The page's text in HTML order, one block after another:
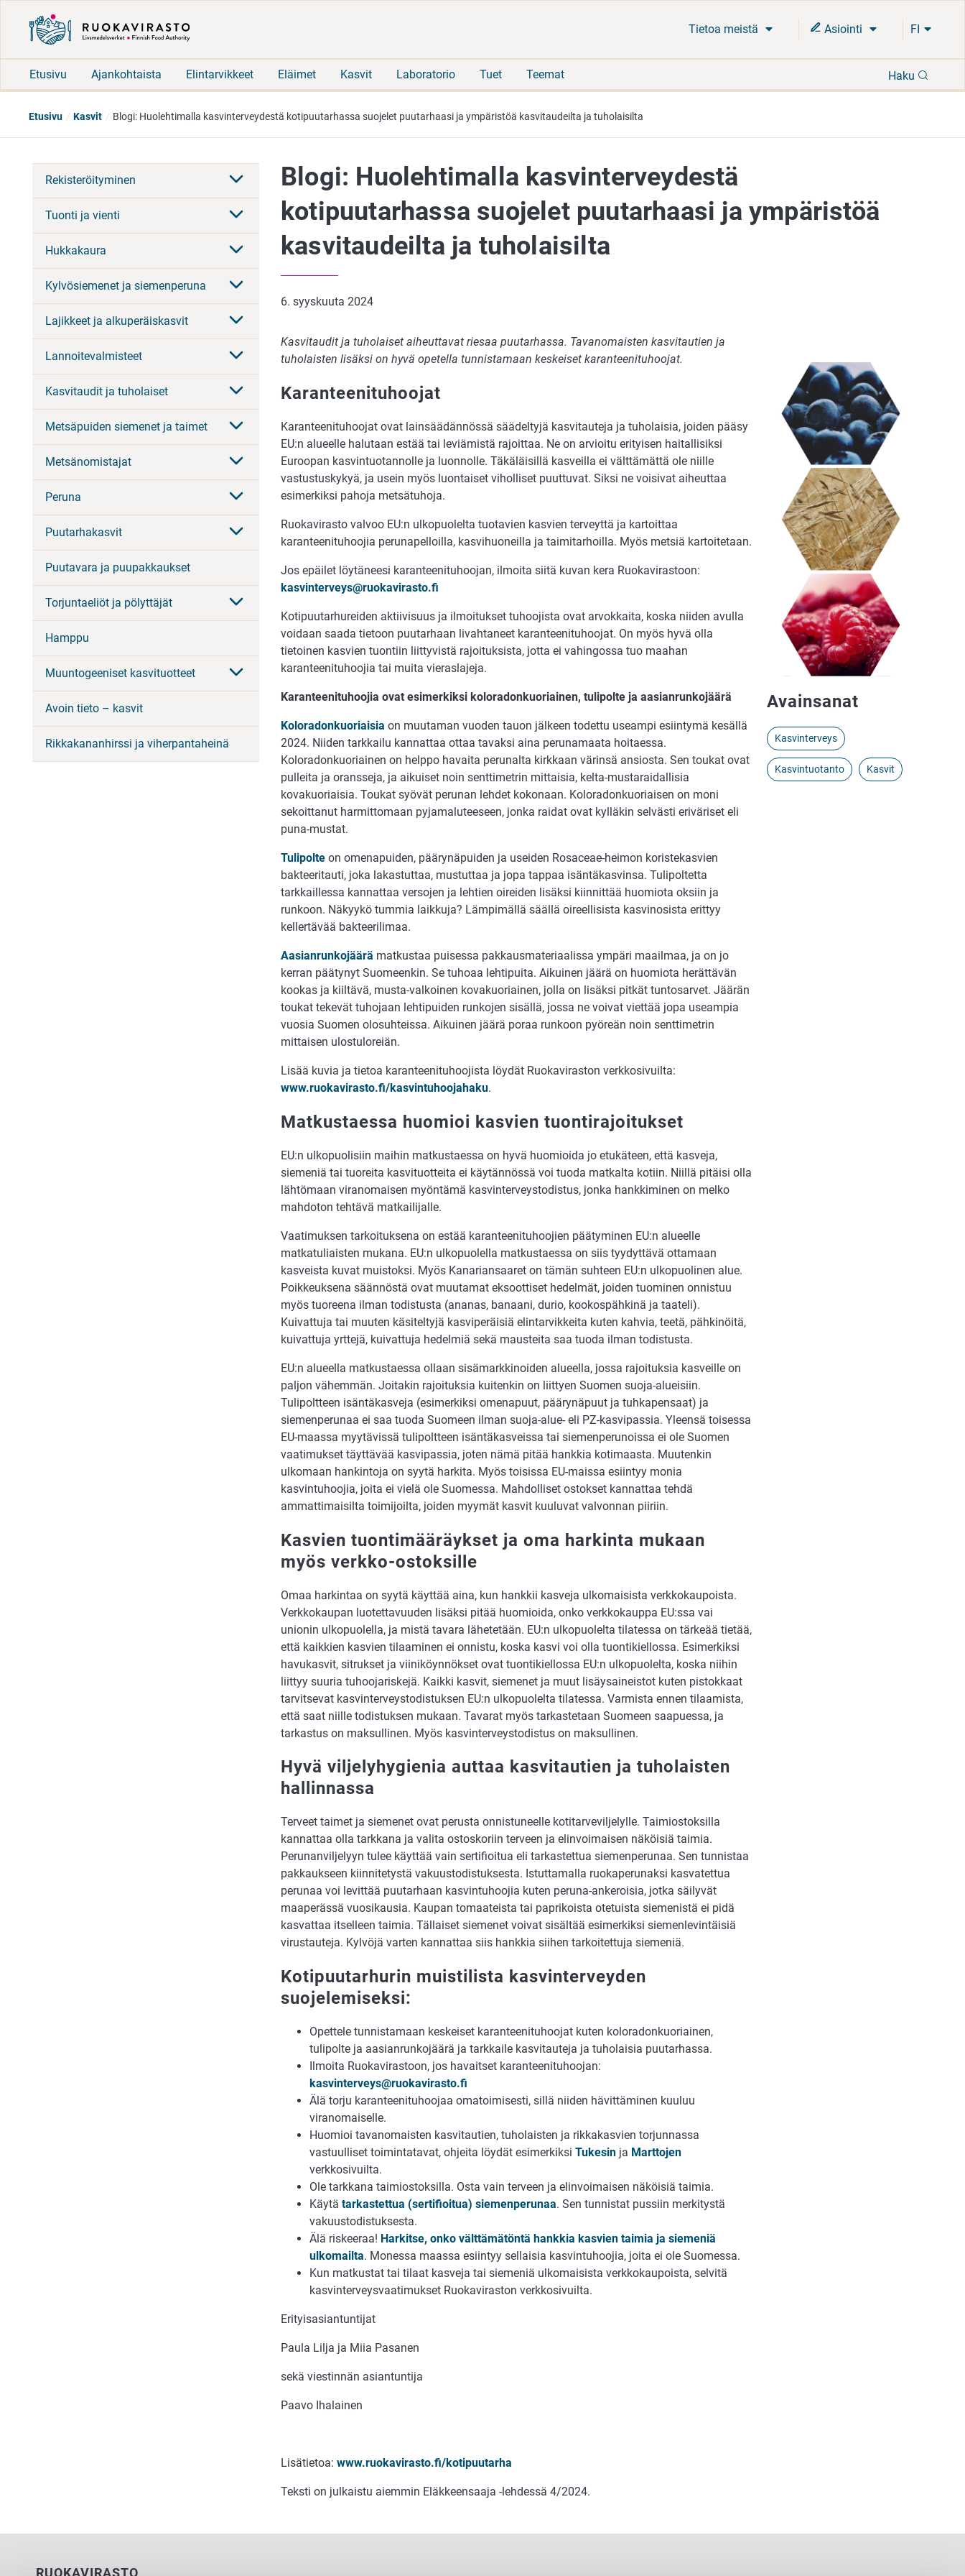
Tietoa meistä Asiointi FI
Etusivu Ajankohtaista Elintarvikkeet Eläimet Kasvit Laboratorio Tuet Teemat Haku
Etusivu Kasvit Blogi: Huolehtimalla kasvinterveydestä kotipuutarhassa suojelet puutarhaasi ja ympäristöä kasvitaudeilta ja tuholaisilta
Rekisteröityminen
Tuonti ja vienti
Hukkakaura
Kylvösiemenet ja siemenperuna
Lajikkeet ja alkuperäiskasvit
Lannoitevalmisteet
Kasvitaudit ja tuholaiset
Metsäpuiden siemenet ja taimet
Metsänomistajat
Peruna
Puutarhakasvit
Puutavara ja puupakkaukset
Torjuntaeliöt ja pölyttäjät
Hamppu
Muuntogeeniset kasvituotteet
Avoin tieto – kasvit
Rikkakananhirssi ja viherpantaheinä
Blogi: Huolehtimalla kasvinterveydestä
kotipuutarhassa suojelet puutarhaasi ja ympäristöä
kasvitaudeilta ja tuholaisilta
6. syyskuuta 2024
Kasvitaudit ja tuholaiset aiheuttavat riesaa puutarhassa. Tavanomaisten kasvitautien ja
tuholaisten lisäksi on hyvä opetella tunnistamaan keskeiset karanteenituhoojat.
Karanteenituhoojat
Karanteenituhoojat ovat lainsäädännössä säädeltyjä kasvitauteja ja tuholaisia, joiden pääsy
EU:n alueelle halutaan estää tai leviämistä rajoittaa. Ne on arvioitu erityisen haitallisiksi
Euroopan kasvintuotannolle ja luonnolle. Täkäläisillä kasveilla ei välttämättä ole niille
vastustuskykyä, ja usein myös luontaiset viholliset puuttuvat. Siksi ne voisivat aiheuttaa
esimerkiksi pahoja metsätuhoja.
Ruokavirasto valvoo EU:n ulkopuolelta tuotavien kasvien terveyttä ja kartoittaa
karanteenituhoojia perunapelloilla, kasvihuoneilla ja taimitarhoilla. Myös metsiä kartoitetaan.
Jos epäilet löytäneesi karanteenituhoojan, ilmoita siitä kuvan kera Ruokavirastoon:
kasvinterveys@ruokavirasto.fi
Kotipuutarhureiden aktiivisuus ja ilmoitukset tuhoojista ovat arvokkaita, koska niiden avulla
voidaan saada tietoon puutarhaan livahtaneet karanteenituhoojat. On myös hyvä olla
tietoinen kasvien tuontiin liittyvistä rajoituksista, jotta ei vahingossa tuo maahan
karanteenituhoojia tai muita vieraslajeja.
Karanteenituhoojia ovat esimerkiksi koloradonkuoriainen, tulipolte ja aasianrunkojäärä
Koloradonkuoriaisia on muutaman vuoden tauon jälkeen todettu useampi esiintymä kesällä
2024. Niiden tarkkailu kannattaa ottaa tavaksi aina perunamaata hoitaessa.
Koloradonkuoriainen on helppo havaita perunalta kirkkaan värinsä ansiosta. Sen toukat ovat
pulleita ja oransseja, ja aikuiset noin senttimetrin mittaisia, kelta-mustaraidallisia
kovakuoriaisia. Toukat syövät perunan lehdet kokonaan. Koloradonkuoriaisen on moni
sekoittanut harmittomaan pyjamaluteeseen, jonka raidat ovat kylläkin selvästi eriväriset eli
puna-mustat.
Tulipolte on omenapuiden, päärynäpuiden ja useiden Rosaceae-heimon koristekasvien
bakteeritauti, joka lakastuttaa, mustuttaa ja jopa tappaa isäntäkasvinsa. Tulipoltetta
tarkkaillessa kannattaa versojen ja lehtien oireiden lisäksi kiinnittää huomiota oksiin ja
runkoon. Näkyykö tummia laikkuja? Lämpimällä säällä oireellisista kasvinosista erittyy
kellertävää bakteerilimaa.
Aasianrunkojäärä matkustaa puisessa pakkausmateriaalissa ympäri maailmaa, ja on jo
kerran päätynyt Suomeenkin. Se tuhoaa lehtipuita. Aikuinen jäärä on huomiota herättävän
kookas ja kiiltävä, musta-valkoinen kovakuoriainen, jolla on lisäksi pitkät tuntosarvet. Jäärän
toukat tekevät tuhojaan lehtipuiden runkojen sisällä, jossa ne voivat viettää jopa useampia
vuosia Suomen olosuhteissa. Aikuinen jäärä poraa runkoon pyöreän noin senttimetrin
mittaisen ulostuloreiän.
Lisää kuvia ja tietoa karanteenituhoojista löydät Ruokaviraston verkkosivuilta:
www.ruokavirasto.fi/kasvintuhoojahaku.
Matkustaessa huomioi kasvien tuontirajoitukset
EU:n ulkopuolisiin maihin matkustaessa on hyvä huomioida jo etukäteen, että kasveja,
siemeniä tai tuoreita kasvituotteita ei käytännössä voi tuoda matkalta kotiin. Niillä pitäisi olla
lähtömaan viranomaisen myöntämä kasvinterveystodistus, jonka hankkiminen on melko
mahdoton tehtävä matkailijalle.
Vaatimuksen tarkoituksena on estää karanteenituhoojien päätyminen EU:n alueelle
matkatuliaisten mukana. EU:n ulkopuolella matkustaessa on siis tyydyttävä ottamaan
kasveista kuvat muistoksi. Myös Kanariansaaret on tämän suhteen EU:n ulkopuolinen alue.
Poikkeuksena säännöstä ovat muutamat eksoottiset hedelmät, joiden tuominen onnistuu
myös tuoreena ilman todistusta (ananas, banaani, durio, kookospähkinä ja taateli).
Kuivattuja tai muuten käsiteltyjä kasviperäisiä elintarvikkeita kuten kahvia, teetä, pähkinöitä,
kuivattuja yrttejä, kuivattuja hedelmiä sekä mausteita saa tuoda ilman todistusta.
EU:n alueella matkustaessa ollaan sisämarkkinoiden alueella, jossa rajoituksia kasveille on
paljon vähemmän. Joitakin rajoituksia kuitenkin on liittyen Suomen suoja-alueisiin.
Tulipoltteen isäntäkasveja (esimerkiksi omenapuut, päärynäpuut ja tuhkapensaat) ja
siemenperunaa ei saa tuoda Suomeen ilman suoja-alue- eli PZ-kasvipassia. Yleensä toisessa
EU-maassa myytävissä tulipoltteen isäntäkasveissa tai siemenperunoissa ei ole Suomen
vaatimukset täyttävää kasvipassia, joten nämä pitää hankkia kotimaasta. Muutenkin
ulkomaan hankintoja on syytä harkita. Myös toisissa EU-maissa esiintyy monia
kasvintuhoojia, joita ei vielä ole Suomessa. Mahdolliset ostokset kannattaa tehdä
ammattimaisilta toimijoilta, joiden myymät kasvit kuuluvat valvonnan piiriin.
Kasvien tuontimääräykset ja oma harkinta mukaan
myös verkko-ostoksille
Omaa harkintaa on syytä käyttää aina, kun hankkii kasveja ulkomaisista verkkokaupoista.
Verkkokaupan luotettavuuden lisäksi pitää huomioida, onko verkkokauppa EU:ssa vai
unionin ulkopuolella, ja mistä tavara lähetetään. EU:n ulkopuolelta tilatessa on tärkeää tietää,
että kaikkien kasvien tilaaminen ei onnistu, koska kasvi voi olla tuontikiellossa. Esimerkiksi
havukasvit, sitrukset ja viiniköynnökset ovat tuontikiellossa EU:n ulkopuolelta, koska niihin
liittyy suuria tuhoojariskejä. Kaikki kasvit, siemenet ja muut lisäysaineistot kuten pistokkaat
tarvitsevat kasvinterveystodistuksen EU:n ulkopuolelta tilatessa. Varmista ennen tilaamista,
että saat niille todistuksen mukaan. Tavarat myös tarkastetaan Suomeen saapuessa, ja
tarkastus on maksullinen. Myös kasvinterveystodistus on maksullinen.
Hyvä viljelyhygienia auttaa kasvitautien ja tuholaisten
hallinnassa
Terveet taimet ja siemenet ovat perusta onnistuneelle kotitarveviljelylle. Taimiostoksilla
kannattaa olla tarkkana ja valita ostoskoriin terveen ja elinvoimaisen näköisiä taimia.
Perunanviljelyyn tulee käyttää vain sertifioitua eli tarkastettua siemenperunaa. Sen tunnistaa
pakkaukseen kiinnitetystä vakuustodistuksesta. Istuttamalla ruokaperunaksi kasvatettua
perunaa voi levittää puutarhaan kasvintuhoojia kuten peruna-ankeroisia, jotka säilyvät
maaperässä vuosikausia. Kaupan tomaateista tai paprikoista otetuista siemenistä ei pidä
kasvattaa itselleen taimia. Tällaiset siemenet voivat sisältää esimerkiksi siemenlevintäisiä
virustauteja. Kylvöjä varten kannattaa siis hankkia siihen tarkoitettuja siemeniä.
Kotipuutarhurin muistilista kasvinterveyden
suojelemiseksi:
Opettele tunnistamaan keskeiset karanteenituhoojat kuten koloradonkuoriainen,
tulipolte ja aasianrunkojäärä ja tarkkaile kasvitauteja ja tuholaisia puutarhassa.
Ilmoita Ruokavirastoon, jos havaitset karanteenituhoojan:
kasvinterveys@ruokavirasto.fi
Älä torju karanteenituhoojaa omatoimisesti, sillä niiden hävittäminen kuuluu
viranomaiselle.
Huomioi tavanomaisten kasvitautien, tuholaisten ja rikkakasvien torjunnassa
vastuulliset toimintatavat, ohjeita löydät esimerkiksi Tukesin ja Marttojen
verkkosivuilta.
Ole tarkkana taimiostoksilla. Osta vain terveen ja elinvoimaisen näköisiä taimia.
Käytä tarkastettua (sertifioitua) siemenperunaa. Sen tunnistat pussiin merkitystä
vakuustodistuksesta.
Älä riskeeraa! Harkitse, onko välttämätöntä hankkia kasvien taimia ja siemeniä
ulkomailta. Monessa maassa esiintyy sellaisia kasvintuhoojia, joita ei ole Suomessa.
Kun matkustat tai tilaat kasveja tai siemeniä ulkomaisista verkkokaupoista, selvitä
kasvinterveysvaatimukset Ruokaviraston verkkosivuilta.
Erityisasiantuntijat
Paula Lilja ja Miia Pasanen
sekä viestinnän asiantuntija
Paavo Ihalainen
Lisätietoa: www.ruokavirasto.fi/kotipuutarha
Teksti on julkaistu aiemmin Eläkkeensaaja -lehdessä 4/2024.
Avainsanat
Kasvinterveys
Kasvintuotanto Kasvit
RUOKAVIRASTO